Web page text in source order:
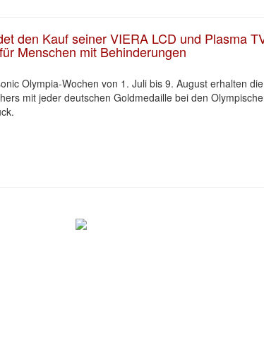
den Kauf seiner VIERA LCD und Plasma
Menschen mit Behinderungen
Olympia-Wochen von 1. Juli bis 9. August erhalten
mit jeder deutschen Goldmedaille bei den